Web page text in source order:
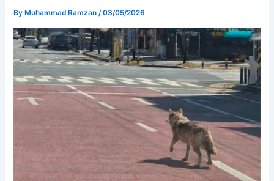
By Muhammad Ramzan/03/05/2026